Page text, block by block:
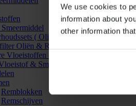
We use cookies to
information about
other information
( Olie & Filter)
Oliën & Reinigers
Vloeistoffen & Smeermiddelen
& Smeermiddel Accessoires
Remblokken
Remschijven